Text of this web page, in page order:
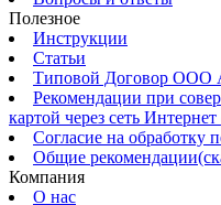
Полезное
Инструкции
Статьи
Типовой Договор ООО
Рекомендации при
картой через сеть Интернет
Согласие на обработку
Общие
Компания
О нас